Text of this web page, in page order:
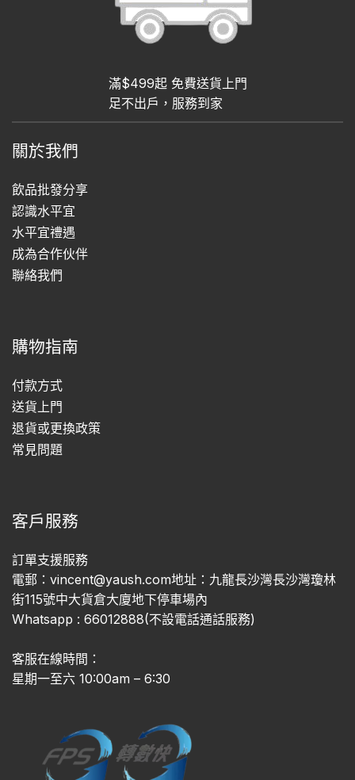
滿$499起 免費送貨上門
足不出戶，服務到家
關於我們
飲品批發分享
認識水平宜
水平宜禮遇
成為合作伙伴
聯絡我們
購物指南
付款方式
送貨上門
退貨或更換政策
常見問題
客戶服務
訂單支援服務
電郵：vincent@yaush.com地址：九龍長沙灣長沙灣瓊林
街115號中大貨倉大廈地下停車場內
Whatsapp : 66012888(不設電話通話服務)
客服在線時間：
星期一至六 10:00am – 6:30